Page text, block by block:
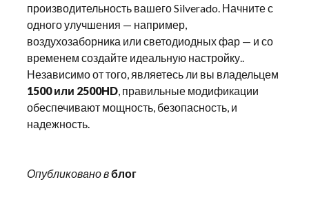
производительность вашего Silverado. Начните с
одного улучшения — например,
воздухозаборника или светодиодных фар — и со
временем создайте идеальную настройку..
Независимо от того, являетесь ли вы владельцем
1500 или 2500HD, правильные модификации
обеспечивают мощность, безопасность, и
надежность.
Опубликовано вблог